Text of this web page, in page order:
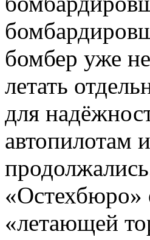
бомбер уже
летать
для
автопилотам
«Остехбюро»
«летающей